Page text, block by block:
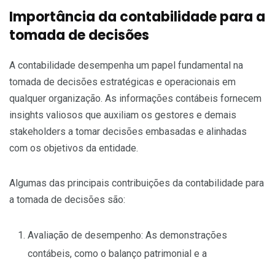
Importância da contabilidade para a
tomada de decisões
A contabilidade desempenha um papel fundamental na
tomada de decisões estratégicas e operacionais em
qualquer organização. As informações contábeis fornecem
insights valiosos que auxiliam os gestores e demais
stakeholders a tomar decisões embasadas e alinhadas
com os objetivos da entidade.
Algumas das principais contribuições da contabilidade para
a tomada de decisões são:
Avaliação de desempenho: As demonstrações
contábeis, como o balanço patrimonial e a